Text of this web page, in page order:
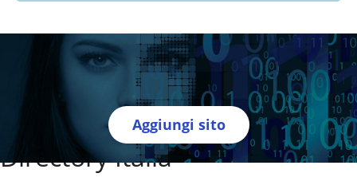
Aggiungi sito
Directory Italia